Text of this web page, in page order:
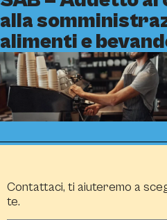
alla
alimenti e
Contattaci, ti aiuteremo a
te.